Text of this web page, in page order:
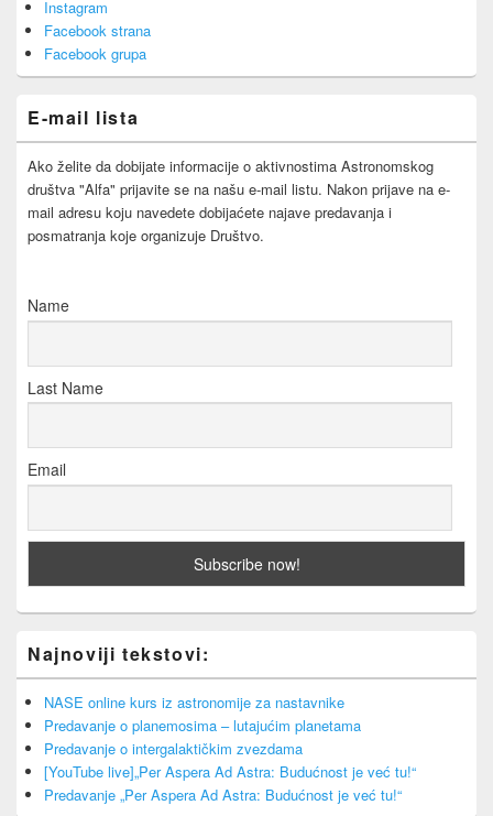
Sidebar
Widget
Area
Instagram
Facebook strana
Facebook grupa
E-mail lista
Ako želite da dobijate informacije o aktivnostima Astronomskog
društva "Alfa" prijavite se na našu e-mail listu. Nakon prijave na e-
mail adresu koju navedete dobijaćete najave predavanja i
posmatranja koje organizuje Društvo.
Name
Last Name
Email
Najnoviji tekstovi:
NASE online kurs iz astronomije za nastavnike
Predavanje o planemosima – lutajućim planetama
Predavanje o intergalaktičkim zvezdama
[YouTube live]„Per Aspera Ad Astra: Budućnost je već tu!“
Predavanje „Per Aspera Ad Astra: Budućnost je već tu!“